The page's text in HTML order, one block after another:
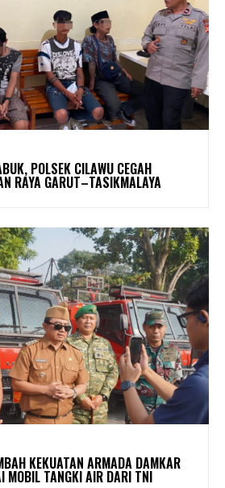
POLSEK CILAWU CEGAH
RAYA GARUT–TASIKMALAYA
KEKUATAN ARMADA DAMKAR
MOBIL TANGKI AIR DARI TNI